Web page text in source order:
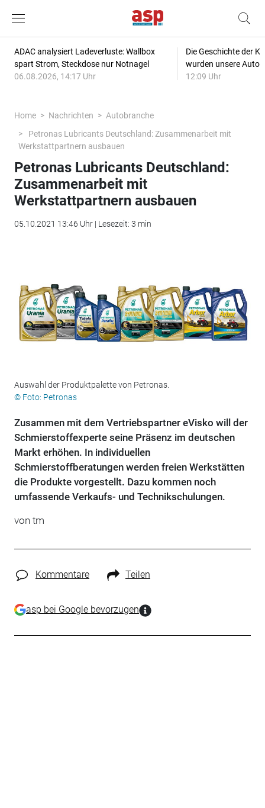
ADAC analysiert Ladeverluste: Wallbox
spart Strom, Steckdose nur Notnagel
06.08.2026, 14:17 Uhr
Die Geschichte der
wurden unsere
12:09 Uhr
Home Nachrichten
Autobranche
Petronas Lubricants Deutschland: Zusammenarbeit mit
Werkstattpartnern ausbauen
Petronas Lubricants Deutschland:
Zusammenarbeit mit
Werkstattpartnern ausbauen
05.10.2021 13:46 Uhr | Lesezeit: 3 min
Auswahl der Produktpalette von Petronas.
© Foto: Petronas
Zusammen mit dem Vertriebspartner eVisko will der
Schmierstoffexperte seine Präsenz im deutschen
Markt erhöhen. In individuellen
Schmierstoffberatungen werden freien Werkstätten
die Produkte vorgestellt. Dazu kommen noch
umfassende Verkaufs- und Technikschulungen.
von tm
Kommentare Teilen
asp bei Google bevorzugen